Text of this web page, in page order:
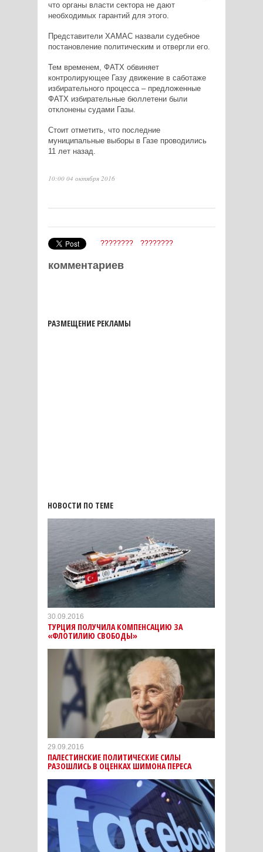
что органы власти сектора не дают
необходимых гарантий для этого.
Представители ХАМАС назвали судебное
постановление политическим и отвергли его.
Тем временем, ФАТХ обвиняет
контролирующее Газу движение в саботаже
избирательного процесса – предложенные
ФАТХ избирательные бюллетени были
отклонены судами Газы.
Стоит отметить, что последние
муниципальные выборы в Газе проводились
11 лет назад.
10:00 04 октября 2016
???????? ????????
комментариев
РАЗМЕЩЕНИЕ РЕКЛАМЫ
НОВОСТИ ПО ТЕМЕ
30.09.2016
ТУРЦИЯ ПОЛУЧИЛА КОМПЕНСАЦИЮ ЗА
«ФЛОТИЛИЮ СВОБОДЫ»
29.09.2016
ПАЛЕСТИНСКИЕ ПОЛИТИЧЕСКИЕ СИЛЫ
РАЗОШЛИСЬ В ОЦЕНКАХ ШИМОНА ПЕРЕСА